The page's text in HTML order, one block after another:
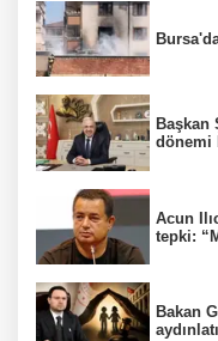
Başkan
dönemi
Acun
tepki:
Bakan